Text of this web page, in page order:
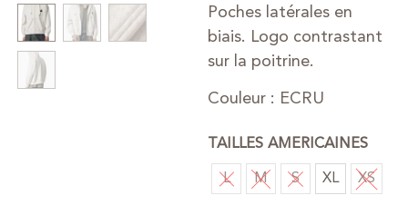
Poches latérales en
biais. Logo contrastant
sur la poitrine.
Couleur : ECRU
TAILLES AMERICAINES
L M S XL XS